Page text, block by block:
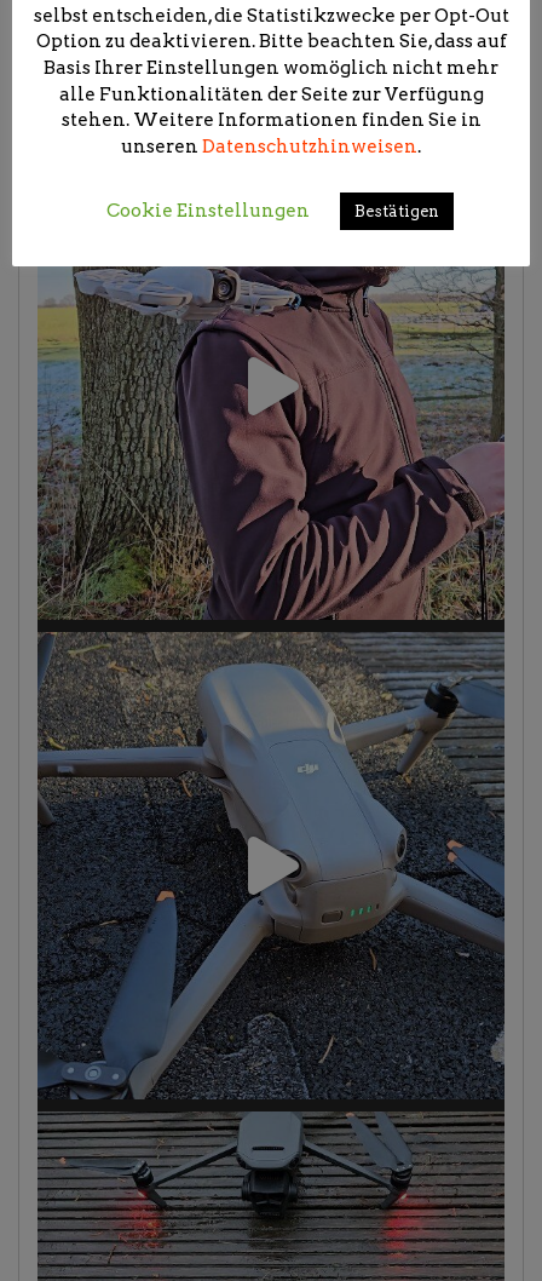
selbst entscheiden, die Statistikzwecke per Opt-Out
Option zu deaktivieren. Bitte beachten Sie, dass auf
Basis Ihrer Einstellungen womöglich nicht mehr
alle Funktionalitäten der Seite zur Verfügung
stehen. Weitere Informationen finden Sie in
unseren Datenschutzhinweisen.
Cookie Einstellungen Bestätigen